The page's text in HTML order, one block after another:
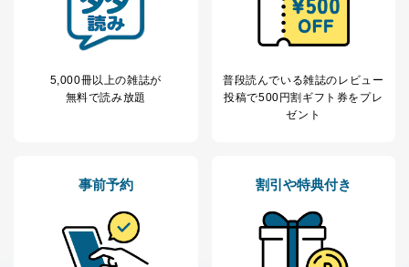
5,000冊以上の雑誌が
無料で読み放題
普段読んでいる雑誌のレビュー
投稿で500円割ギフト券をプレ
ゼント
事前予約 割引や特典付き